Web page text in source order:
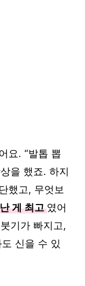
요. “발톱 뽑
을 했죠. 하지
했고, 무엇보
게 최고 였어
기가 빠지고,
신을 수 있